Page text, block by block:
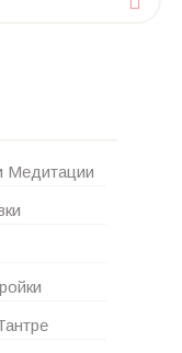
Медитации